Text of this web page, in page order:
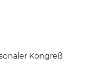
Kongreß